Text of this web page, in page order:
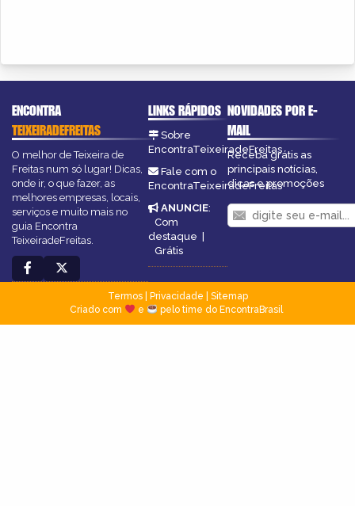
ENCONTRA
TEIXEIRADEFREITAS
O melhor de Teixeira de
Freitas num só lugar! Dicas,
onde ir, o que fazer, as
melhores empresas, locais,
serviços e muito mais no
guia Encontra
TeixeiradeFreitas.
LINKS RÁPIDOS
Sobre
EncontraTeixeiradeFreitas
Fale com o
EncontraTeixeiradeFreitas
ANUNCIE:
Com
destaque |
Grátis
NOVIDADES POR E-
MAIL
Receba grátis as
principais notícias,
dicas e promoções
Termos| Privacidade
Sitemap
Criado com
e pelo time do EncontraBrasil